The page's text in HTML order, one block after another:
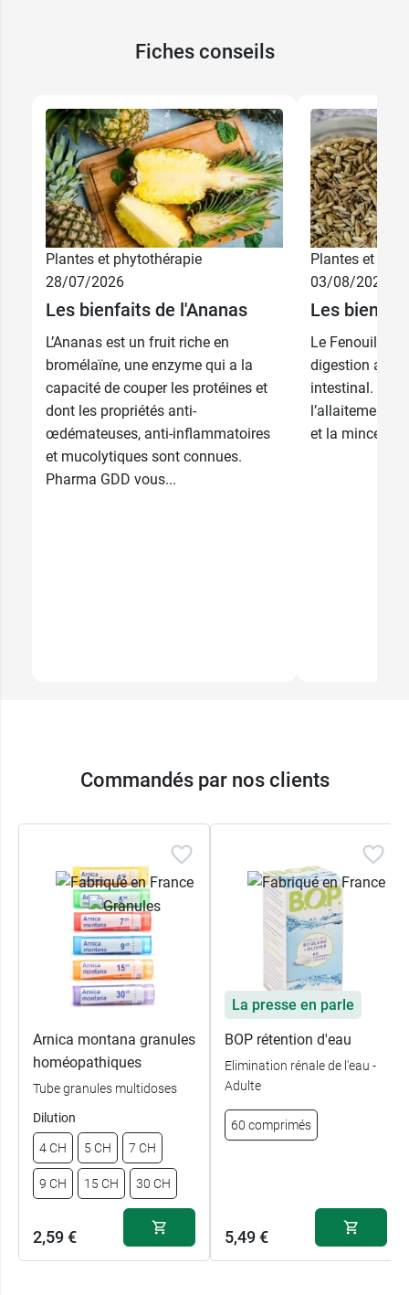
19,59 €
39,99 €
9,89 €
19,89 €
Fiches conseils
Plantes et phytothérapie
28/07/2026
Les bienfaits de l'Ananas
L’Ananas est un fruit riche en
bromélaïne, une enzyme qui a la
capacité de couper les protéines et
dont les propriétés anti-
œdémateuses, anti-inflammatoires
et mucolytiques sont connues.
Pharma GDD vous...
Plantes et
03/08/2026
Les
Le Fenouil
digestion ainsi
intestinal. Il
l’allaitement,
et la minceur.
Commandés par nos clients
Arnica montana granules
homéopathiques
Tube granules multidoses
Dilution
4 CH 5 CH 7 CH
9 CH 15 CH 30 CH
2,59 €
La presse en parle
BOP rétention d'eau
Elimination rénale de l'eau -
Adulte
60 comprimés
5,49 €